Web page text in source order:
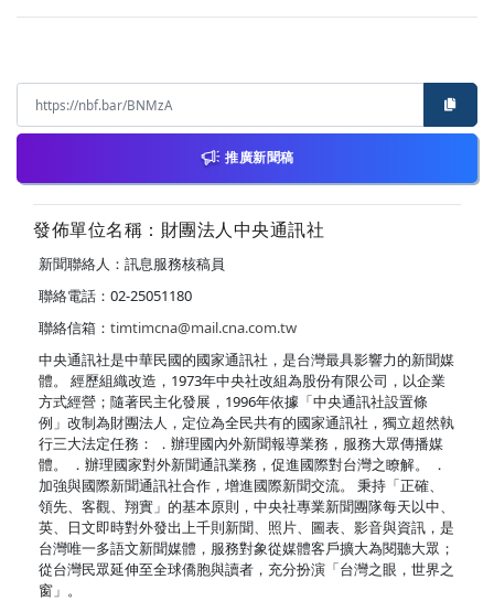
推廣新聞稿
發佈單位名稱：財團法人中央通訊社
新聞聯絡人：訊息服務核稿員
聯絡電話：02-25051180
聯絡信箱： timtimcna@mail.cna.com.tw
中央通訊社是中華民國的國家通訊社，是台灣最具影響力的新聞媒
體。 經歷組織改造，1973年中央社改組為股份有限公司，以企業
方式經營；隨著民主化發展，1996年依據「中央通訊社設置條
例」改制為財團法人，定位為全民共有的國家通訊社，獨立超然執
行三大法定任務： ．辦理國內外新聞報導業務，服務大眾傳播媒
體。 ．辦理國家對外新聞通訊業務，促進國際對台灣之瞭解。 ．
加強與國際新聞通訊社合作，增進國際新聞交流。 秉持「正確、
領先、客觀、翔實」的基本原則，中央社專業新聞團隊每天以中、
英、日文即時對外發出上千則新聞、照片、圖表、影音與資訊，是
台灣唯一多語文新聞媒體，服務對象從媒體客戶擴大為閱聽大眾；
從台灣民眾延伸至全球僑胞與讀者，充分扮演「台灣之眼，世界之
窗」。